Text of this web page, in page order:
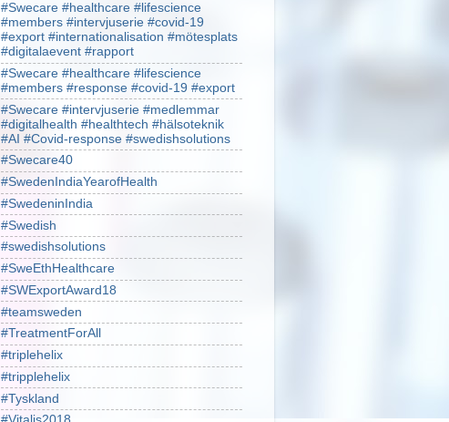
#Swecare #healthcare #lifescience
#members #intervjuserie #covid-19
#export #internationalisation #mötesplats
#digitalaevent #rapport
#Swecare #healthcare #lifescience
#members #response #covid-19 #export
#Swecare #intervjuserie #medlemmar
#digitalhealth #healthtech #hälsoteknik
#AI #Covid-response #swedishsolutions
#Swecare40
#SwedenIndiaYearofHealth
#SwedeninIndia
#Swedish
#swedishsolutions
#SweEthHealthcare
#SWExportAward18
#teamsweden
#TreatmentForAll
#triplehelix
#tripplehelix
#Tyskland